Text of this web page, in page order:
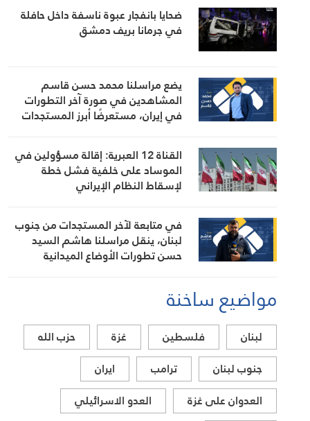
ضحايا بانفجار عبوة ناسفة داخل حافلة
في جرمانا بريف دمشق
يضع مراسلنا محمد حسن قاسم
المشاهدين في صورة آخر التطورات
في إيران، مستعرضًا أبرز المستجدات
على الساحتين السياسية والميدانية،
إلى جانب المواقف الرسمية وأبرز
التطورات ذات الصلة بالشأنين الداخلي
والإقليمي
القناة 12 العبرية: إقالة مسؤولين في
الموساد على خلفية فشل خطة
لإسقاط النظام الإيراني
في متابعة لآخر المستجدات من جنوب
لبنان، ينقل مراسلنا هاشم السيد
حسن تطورات الأوضاع الميدانية
مواضيع ساخنة
لبنان فلسطين غزة
حزب الله
جنوب لبنان
ترامب
ايران
العدوان على غزة
العدو الاسرائيلي